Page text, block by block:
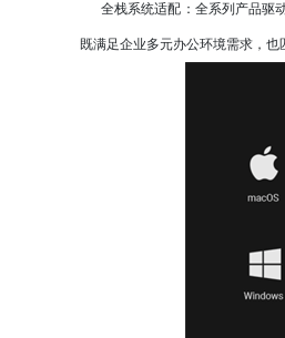
全栈系统适配：全系列产品驱动
既满足企业多元办公环境需求，也